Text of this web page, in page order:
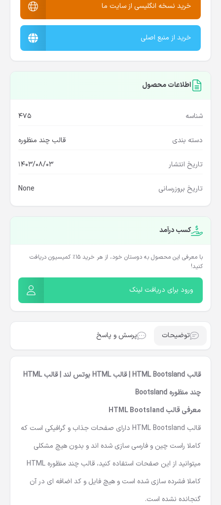
خرید نسخه انگلیسی از سایت ما
خرید از منبع اصلی
اطلاعات محصول
شناسه 475
دسته بندی قالب چند منظوره
تاریخ انتشار 1403/08/03
تاریخ بروزرسانی None
کسب درآمد
با معرفی این محصول به دوستان خود، از هر خرید ۱۵٪ کمیسیون دریافت
کنید!
ورود برای دریافت لینک
توضیحات پرسش و پاسخ
قالب HTML Bootsland | قالب HTML بوتس لند | قالب HTML
چند منظوره Bootsland
معرفی قالب HTML Bootsland
قالب HTML Bootsland دارای صفحات جذاب و گرافیکی است که
کاملا راست چین و فارسی سازی شده اند و بدون هیچ مشکلی
میتوانید از این صفحات استفاده کنید، قالب چند منظوره HTML
کاملا فشرده سازی شده است و هیچ فایل و کد اضافه ای در آن
گنجانده نشده است.